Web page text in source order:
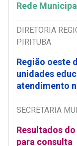
Rede Municipal
DIRETORIA
PIRITUBA
Região oeste
unidades
atendimento
SECRETARIA
Resultados
para consulta